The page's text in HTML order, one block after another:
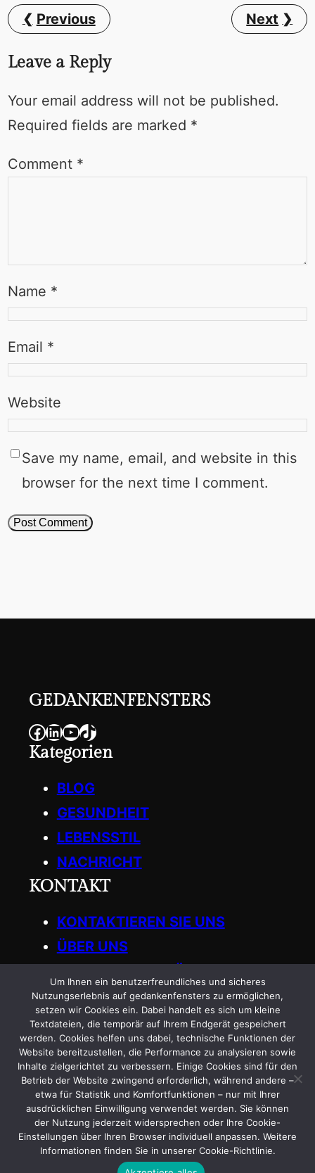
Previous Next
Leave a Reply
Your email address will not be published.
Required fields are marked *
Comment *
Name *
Email *
Website
Save my name, email, and website in this
browser for the next time I comment.
GEDANKENFENSTERS
Facebook LinkedIn YouTube TikTok
Kategorien
BLOG
GESUNDHEIT
LEBENSSTIL
NACHRICHT
KONTAKT
KONTAKTIEREN SIE UNS
ÜBER UNS
Get in Touch
General:
info.gedankenfensters@gmail.com
Copyright © 2025| GEDANKENFENSTERS
Um Ihnen ein benutzerfreundliches und sicheres
Nutzungserlebnis auf gedankenfensters zu ermöglichen,
setzen wir Cookies ein. Dabei handelt es sich um kleine
Textdateien, die temporär auf Ihrem Endgerät gespeichert
werden. Cookies helfen uns dabei, technische Funktionen der
Website bereitzustellen, die Performance zu analysieren sowie
Inhalte zielgerichtet zu verbessern. Einige Cookies sind für den
Betrieb der Website zwingend erforderlich, während andere –
etwa für Statistik und Komfortfunktionen – nur mit Ihrer
ausdrücklichen Einwilligung verwendet werden. Sie können
der Nutzung jederzeit widersprechen oder Ihre Cookie-
Einstellungen über Ihren Browser individuell anpassen. Weitere
Informationen finden Sie in unserer Cookie-Richtlinie.